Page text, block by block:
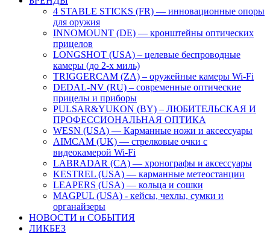
4 STABLE STICKS (FR) — инновационные опоры
для оружия
INNOMOUNT (DE) — кронштейны оптических
прицелов
LONGSHOT (USA) – целевые беспроводные
камеры (до 2-х миль)
TRIGGERCAM (ZA) – оружейные камеры Wi-Fi
DEDAL-NV (RU) – современные оптические
прицелы и приборы
PULSAR&YUKON (BY) – ЛЮБИТЕЛЬСКАЯ И
ПРОФЕССИОНАЛЬНАЯ ОПТИКА
WESN (USA) — Карманные ножи и аксессуары
AIMCAM (UK) — стрелковые очки с
видеокамерой Wi-Fi
LABRADAR (CA) — хронографы и аксессуары
KESTREL (USA) — карманные метеостанции
LEAPERS (USA) — кольца и сошки
MAGPUL (USA) - кейсы, чехлы, сумки и
органайзеры
НОВОСТИ и СОБЫТИЯ
ЛИКБЕЗ